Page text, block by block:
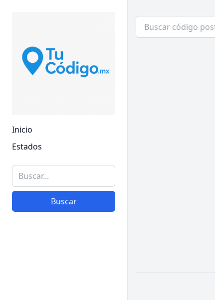
Inicio
Estados
Buscar